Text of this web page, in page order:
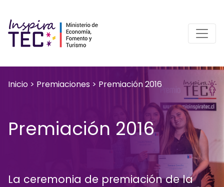
Inicio > Premiaciones > Premiación 2016
Premiación 2016
La ceremonia de premiación de la